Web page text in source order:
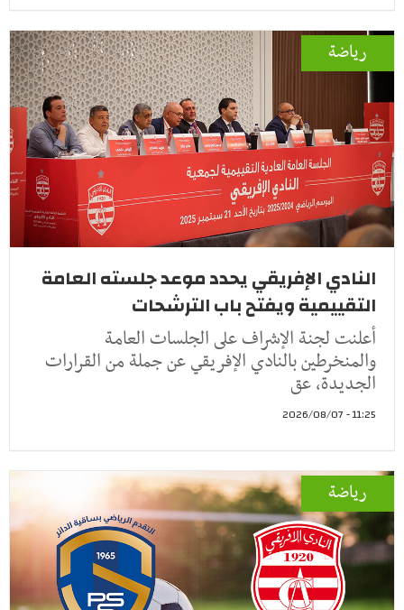
رياضة
النادي الإفريقي يحدد موعد جلسته العامة
التقييمية ويفتح باب الترشحات
أعلنت لجنة الإشراف على الجلسات العامة
والمنخرطين بالنادي الإفريقي عن جملة من القرارات
الجديدة، عق
11:25 - 2026/08/07
رياضة